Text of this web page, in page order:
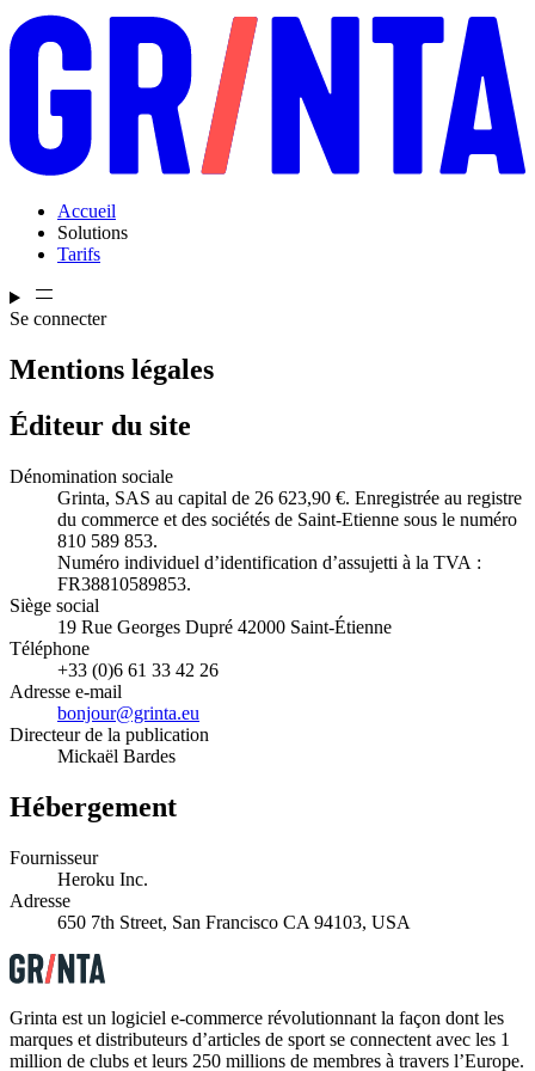
Accueil
Solutions
Tarifs
Se connecter
Mentions légales
Éditeur du site
Dénomination sociale
Grinta, SAS au capital de 26 623,90 €. Enregistrée au registre
du commerce et des sociétés de Saint-Etienne sous le numéro
810 589 853.
Numéro individuel d’identification d’assujetti à la TVA :
FR38810589853.
Siège social
19 Rue Georges Dupré 42000 Saint-Étienne
Téléphone
+33 (0)6 61 33 42 26
Adresse e-mail
bonjour@grinta.eu
Directeur de la publication
Mickaël Bardes
Hébergement
Fournisseur
Heroku Inc.
Adresse
650 7th Street, San Francisco CA 94103, USA
Grinta est un logiciel e-commerce révolutionnant la façon dont les
marques et distributeurs d’articles de sport se connectent avec les 1
million de clubs et leurs 250 millions de membres à travers l’Europe.